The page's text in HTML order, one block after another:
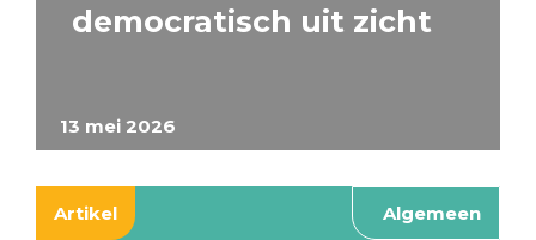
13 mei 2026
democratisch uit zicht
Artikel Algemeen